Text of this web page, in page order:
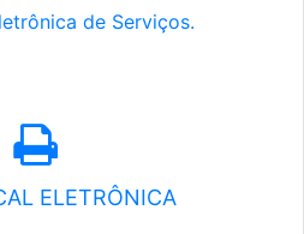
de Serviços.
ELETRÔNICA